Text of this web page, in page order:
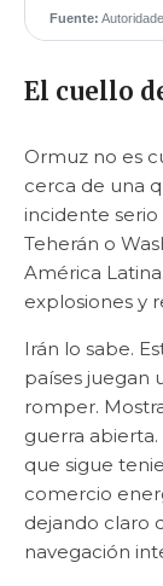
Fuente:
El cuello
Ormuz no es
cerca de una
incidente
Teherán o
América
explosiones y
Irán lo sabe.
países juegan
romper.
guerra
que sigue
comercio
dejando claro
navegación